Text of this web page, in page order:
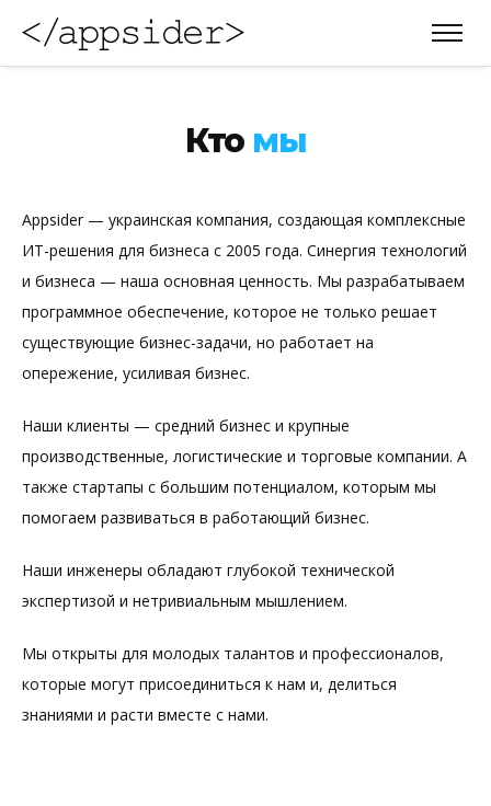
Кто мы
Appsider — украинская компания, создающая комплексные
ИТ-решения для бизнеса с 2005 года. Синергия технологий
и бизнеса — наша основная ценность. Мы разрабатываем
программное обеспечение, которое не только решает
существующие бизнес-задачи, но работает на
опережение, усиливая бизнес.
Наши клиенты — средний бизнес и крупные
производственные, логистические и торговые компании. А
также стартапы с большим потенциалом, которым мы
помогаем развиваться в работающий бизнес.
Наши инженеры обладают глубокой технической
экспертизой и нетривиальным мышлением.
Мы открыты для молодых талантов и профессионалов,
которые могут присоединиться к нам и, делиться
знаниями и расти вместе с нами.